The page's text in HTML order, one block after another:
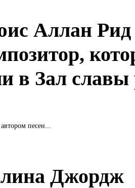
Аллан
в Зал славы
песен...
Джордж